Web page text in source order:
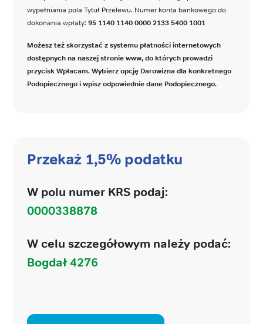
wypełniania pola Tytuł Przelewu. Numer konta bankowego do
dokonania wpłaty: 95 1140 1140 0000 2133 5400 1001
Możesz też skorzystać z systemu płatności internetowych
dostępnych na naszej stronie www, do których prowadzi
przycisk Wpłacam. Wybierz opcję Darowizna dla konkretnego
Podopiecznego i wpisz odpowiednie dane Podopiecznego.
Przekaż 1,5% podatku
W polu numer KRS podaj:
0000338878
W celu szczegółowym należy podać:
Bogdał 4276